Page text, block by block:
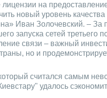
на
новый уровень
Иван Золочевский. – За
запуска сетей
связи – важный
но и
считался самым
удалось